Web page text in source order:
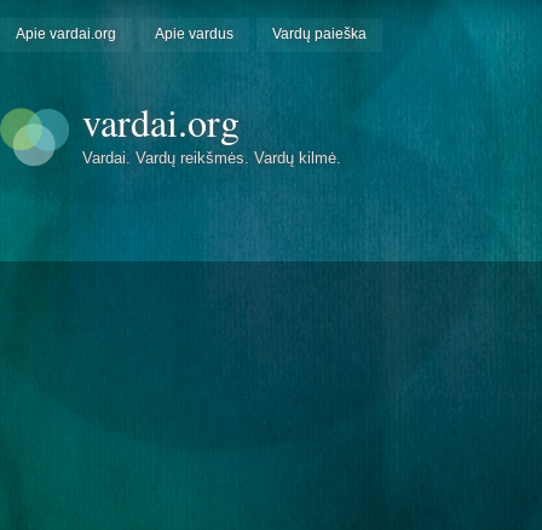
Apie vardai.org Apie vardus Vardų paieška
vardai.org
Vardai. Vardų reikšmės. Vardų kilmė.